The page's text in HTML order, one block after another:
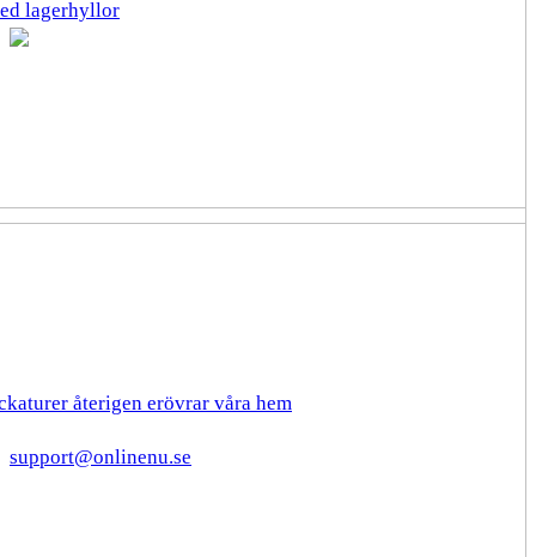
lagerhyllor
återigen erövrar våra hem
support@onlinenu.se